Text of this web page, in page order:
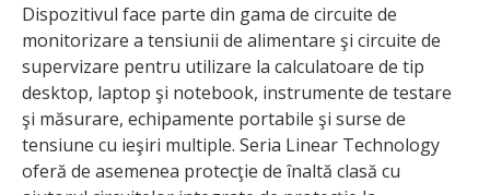
Dispozitivul face parte din gama de circuite de
monitorizare a tensiunii de alimentare şi circuite de
supervizare pentru utilizare la calculatoare de tip
desktop, laptop şi notebook, instrumente de testare
şi măsurare, echipamente portabile şi surse de
tensiune cu ieşiri multiple. Seria Linear Technology
oferă de asemenea protecţie de înaltă clasă cu